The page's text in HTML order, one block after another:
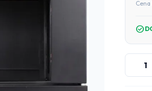
check_circle
ilość
SZAFA